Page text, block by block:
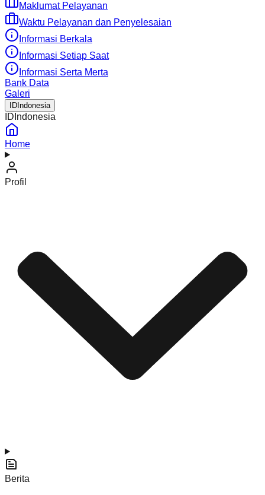
Maklumat Pelayanan
Waktu Pelayanan dan Penyelesaian
Informasi Berkala
Informasi Setiap Saat
Informasi Serta Merta
Bank Data
Galeri
ID Indonesia
ID Indonesia
Home
Profil
Berita